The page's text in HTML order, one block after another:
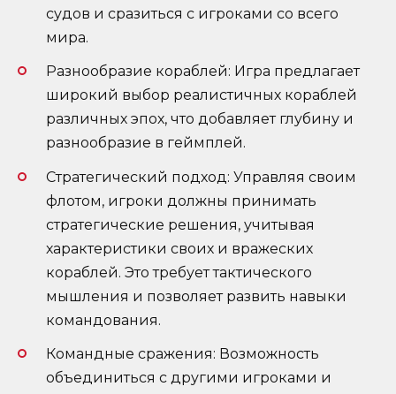
судов и сразиться с игроками со всего
мира.
Разнообразие кораблей: Игра предлагает
широкий выбор реалистичных кораблей
различных эпох, что добавляет глубину и
разнообразие в геймплей.
Стратегический подход: Управляя своим
флотом, игроки должны принимать
стратегические решения, учитывая
характеристики своих и вражеских
кораблей. Это требует тактического
мышления и позволяет развить навыки
командования.
Командные сражения: Возможность
объединиться с другими игроками и